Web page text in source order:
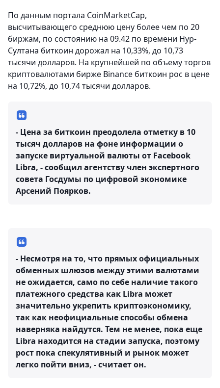
По данным портала CoinMarketCap,
высчитывающего среднюю цену более чем по 20
биржам, по состоянию на 09.42 по времени Нур-
Султана биткоин дорожал на 10,33%, до 10,73
тысячи долларов. На крупнейшей по объему торгов
криптовалютами бирже Binance биткоин рос в цене
на 10,72%, до 10,74 тысячи долларов.
- Цена за биткоин преодолела отметку в 10
тысяч долларов на фоне информации о
запуске виртуальной валюты от Facebook
Libra, - сообщил агентству член экспертного
совета Госдумы по цифровой экономике
Арсений Поярков.
- Несмотря на то, что прямых официальных
обменных шлюзов между этими валютами
не ожидается, само по себе наличие такого
платежного средства как Libra может
значительно укрепить криптоэкономику,
так как неофициальные способы обмена
наверняка найдутся. Тем не менее, пока еще
Libra находится на стадии запуска, поэтому
рост пока спекулятивный и рынок может
легко пойти вниз, - считает он.